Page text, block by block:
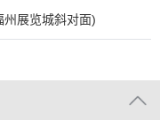
展览城斜对面)